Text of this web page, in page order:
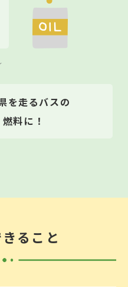
を走るバスの
燃料に！
ること